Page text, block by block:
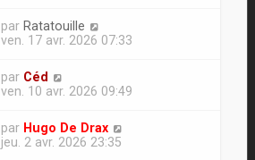
par Ratatouille
ven. 17 avr. 2026 07:33
par Céd
ven. 10 avr. 2026 09:49
par Hugo De Drax
jeu. 2 avr. 2026 23:35